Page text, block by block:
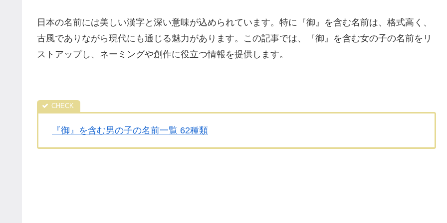
日本の名前には美しい漢字と深い意味が込められています。特に『御』を含む名前は、格式高く、
古風でありながら現代にも通じる魅力があります。この記事では、『御』を含む女の子の名前をリ
ストアップし、ネーミングや創作に役立つ情報を提供します。
『御』を含む男の子の名前一覧 62種類